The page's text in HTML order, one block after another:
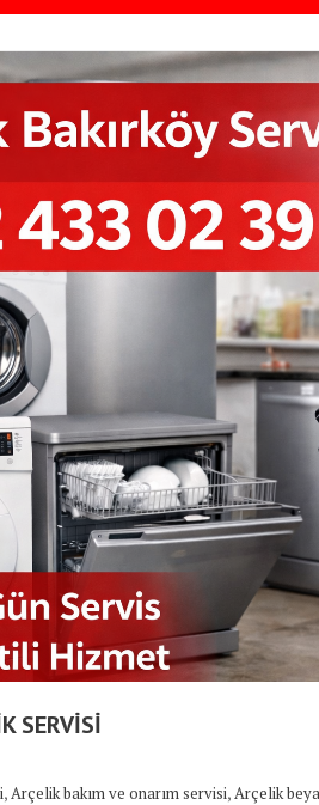
SERVİSİ
,Arçelik bakım ve onarım servisi,Arçelik